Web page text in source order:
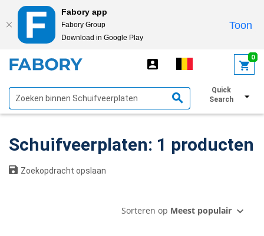
Fabory app
Fabory Group
Download in Google Play
Toon
0
Quick
Search
Toon filters
Schuifveerplaten: 1 producten
Zoekopdracht opslaan
Sorteren op Meest populair